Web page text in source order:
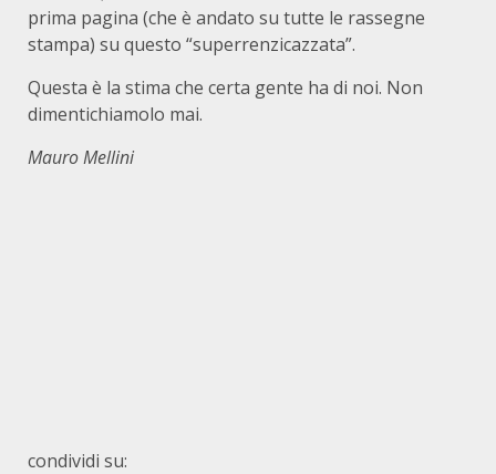
prima pagina (che è andato su tutte le rassegne
stampa) su questo “superrenzicazzata”.
Questa è la stima che certa gente ha di noi. Non
dimentichiamolo mai.
Mauro Mellini
condividi su: